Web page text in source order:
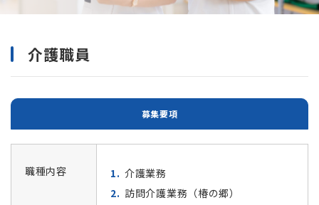
介護職員
募集要項
職種内容
介護業務
訪問介護業務（椿の郷）